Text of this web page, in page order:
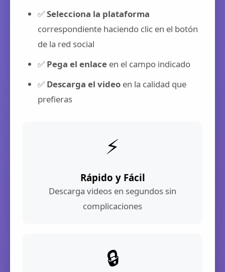
✅Selecciona la plataforma
correspondiente haciendo clic en el botón
de la red social
✅ Pega el enlace en el campo indicado
✅ Descarga el video en la calidad que
prefieras
⚡
Rápido y Fácil
Descarga videos en segundos sin
complicaciones
🔒